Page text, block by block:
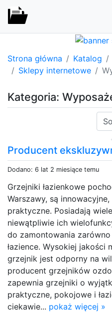
Strona główna Katalog
Sklepy internetowe
Kategoria:
Producent
Dodano: 6 lat 2 miesiące temu
Grzejniki łazienkowe
Warszawy, są
praktyczne. Posiadają
niewątpliwie ich
do zamontowania
łazience. Wysokiej jakości
grzejnik jest odporny na
producent grzejników
zapewnia grzejniki o
praktyczne, pokojowe i
ciekawie... pokaż więcej »